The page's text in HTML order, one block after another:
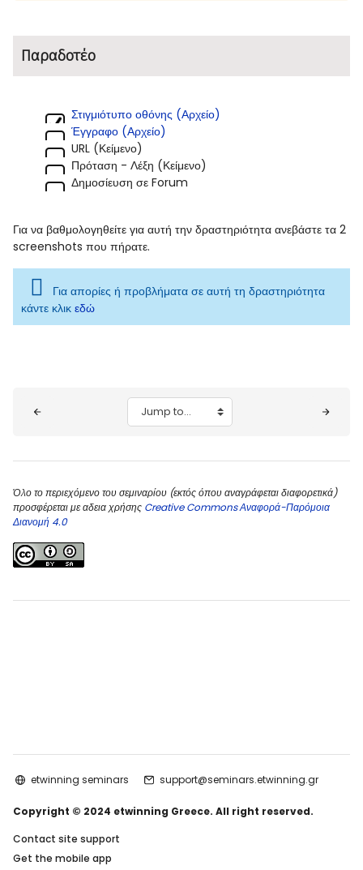
Παραδοτέο
Στιγμιότυπο οθόνης (Αρχείο)
Έγγραφο (Αρχείο)
URL (Κείμενο)
Πρόταση - Λέξη (Κείμενο)
Δημοσίευση σε Forum
Για να βαθμολογηθείτε για αυτή την δραστηριότητα ανεβάστε τα 2
screenshots που πήρατε.
Για απορίες ή προβλήματα σε αυτή τη δραστηριότητα
κάντε κλικ εδώ
Jump to...
Όλο το περιεχόμενο του σεμιναρίου (εκτός όπου αναγράφεται διαφορετικά)
προσφέρεται με αδεια χρήσης Creative Commons Αναφορά-Παρόμοια
Διανομή 4.0
etwinning seminars support@seminars.etwinning.gr
Copyright © 2024 etwinning Greece. All right reserved.
Contact site support
Get the mobile app